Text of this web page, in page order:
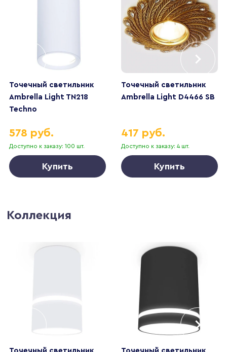
Точечный светильник
Ambrella Light TN218
Techno
Доступно к заказу: 100 шт.
578 руб.
Купить
Точечный светильник
Ambrella Light D4466 SB
Доступно к заказу: 4 шт.
417 руб.
Купить
Коллекция